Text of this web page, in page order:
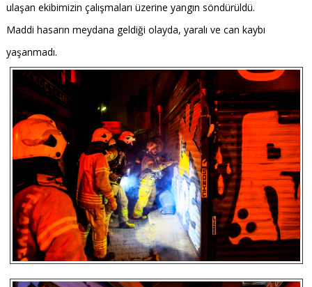
ulaşan ekibimizin çalışmaları üzerine yangın söndürüldü.
Maddi hasarın meydana geldiği olayda, yaralı ve can kaybı
yaşanmadı.